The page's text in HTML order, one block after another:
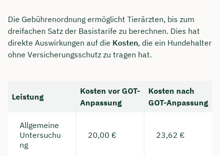
Die Gebührenordnung ermöglicht Tierärzten, bis zum
dreifachen Satz der Basistarife zu berechnen. Dies hat
direkte Auswirkungen auf die Kosten, die ein Hundehalter
ohne Versicherungsschutz zu tragen hat.
Leistung
Kosten vor GOT-
Anpassung
Kosten nach
GOT-Anpassung
Allgemeine
Untersuchu
ng
20,00 € 23,62 €